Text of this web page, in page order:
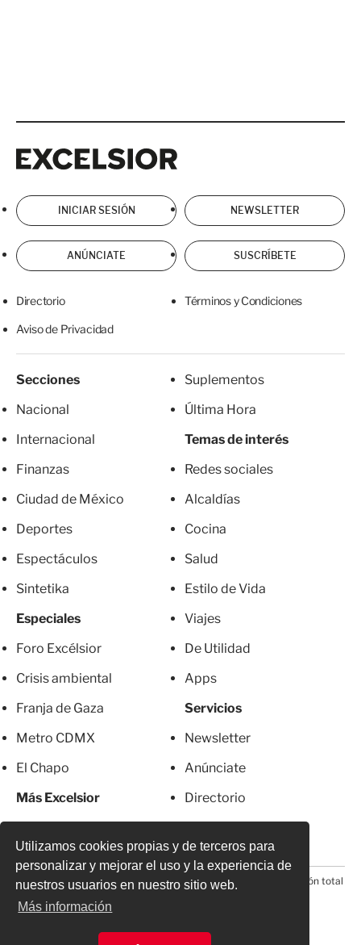
Utilizamos cookies propias y de terceros para
personalizar y mejorar el uso y la experiencia de
nuestros usuarios en nuestro sitio web.
Más información
INICIAR SESIÓN NEWSLETTER
ANÚNCIATE SUSCRÍBETE
Directorio Términos y Condiciones
Aviso de Privacidad
Secciones
Nacional
Internacional
Finanzas
Ciudad de México
Deportes
Espectáculos
Sintetika
Especiales
Foro Excélsior
Crisis ambiental
Franja de Gaza
Metro CDMX
El Chapo
Más Excelsior
Suplementos
Última Hora
Temas de interés
Redes sociales
Alcaldías
Cocina
Salud
Estilo de Vida
Viajes
De Utilidad
Apps
Servicios
Newsletter
Anúnciate
Directorio
© 2026 Todos los derechos reservados. Prohibida la reproducción total
o parcial, incluyendo cualquier medio electrónico*